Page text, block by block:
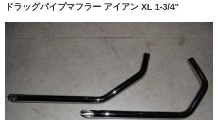
ドラッグパイプマフラー アイアン XL 1-3/4"